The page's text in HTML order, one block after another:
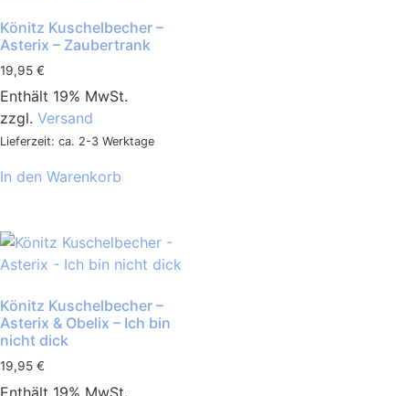
Könitz Kuschelbecher –
Asterix – Zaubertrank
19,95 €
Enthält 19% MwSt.
zzgl. Versand
Lieferzeit: ca. 2-3 Werktage
In den Warenkorb
Könitz Kuschelbecher –
Asterix & Obelix – Ich bin
nicht dick
19,95 €